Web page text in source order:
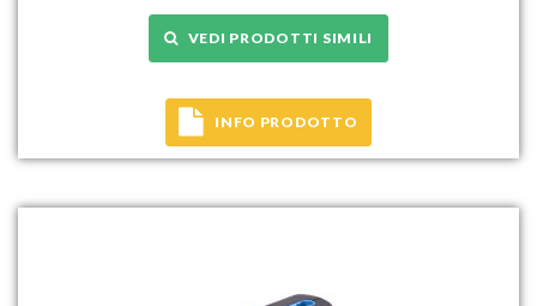
VEDI PRODOTTI SIMILI
INFO PRODOTTO